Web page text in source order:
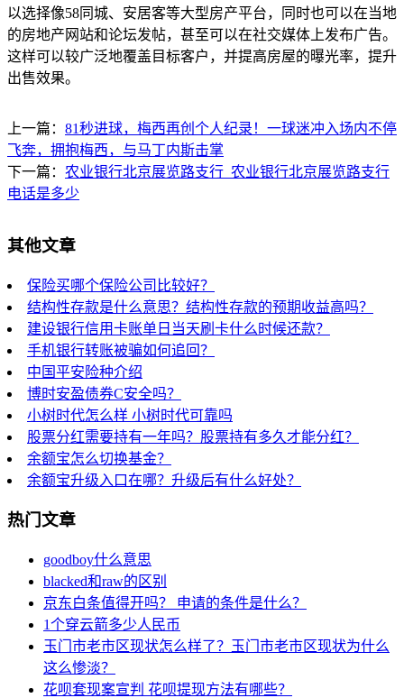
以选择像58同城、安居客等大型房产平台，同时也可以在当地
的房地产网站和论坛发帖，甚至可以在社交媒体上发布广告。
这样可以较广泛地覆盖目标客户，并提高房屋的曝光率，提升
出售效果。
上一篇： 81秒进球，梅西再创个人纪录！一球迷冲入场内不停
飞奔，拥抱梅西，与马丁内斯击掌
下一篇： 农业银行北京展览路支行_农业银行北京展览路支行
电话是多少
其他文章
保险买哪个保险公司比较好？
结构性存款是什么意思？结构性存款的预期收益高吗？
建设银行信用卡账单日当天刷卡什么时候还款？
手机银行转账被骗如何追回？
中国平安险种介绍
博时安盈债券C安全吗？
小树时代怎么样 小树时代可靠吗
股票分红需要持有一年吗？股票持有多久才能分红？
余额宝怎么切换基金？
余额宝升级入口在哪？升级后有什么好处？
热门文章
goodboy什么意思
blacked和raw的区别
京东白条值得开吗？ 申请的条件是什么？
1个穿云箭多少人民币
玉门市老市区现状怎么样了？玉门市老市区现状为什么
这么惨淡？
花呗套现案宣判 花呗提现方法有哪些？